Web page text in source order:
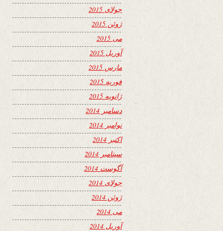
جولای 2015
ژوئن 2015
می 2015
آوریل 2015
مارس 2015
فوریه 2015
ژانویه 2015
دسامبر 2014
نوامبر 2014
اکتبر 2014
سپتامبر 2014
آگوست 2014
جولای 2014
ژوئن 2014
می 2014
آوریل 2014